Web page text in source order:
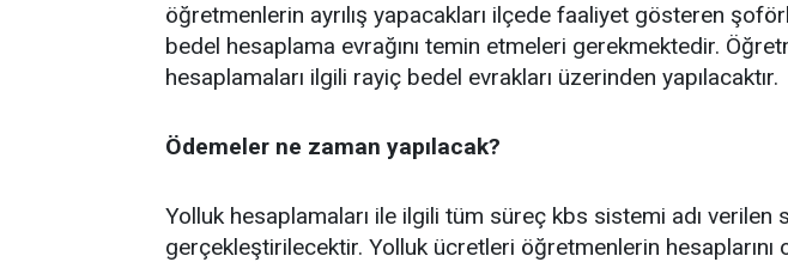
öğretmenlerin ayrılış yapacakları ilçede faaliyet gösteren
bedel hesaplama evrağını temin etmeleri gerekmektedir.
hesaplamaları ilgili rayiç bedel evrakları üzerinden yapılacaktır.
Ödemeler ne zaman yapılacak?
Yolluk hesaplamaları ile ilgili tüm süreç kbs sistemi adı verilen
gerçekleştirilecektir. Yolluk ücretleri öğretmenlerin